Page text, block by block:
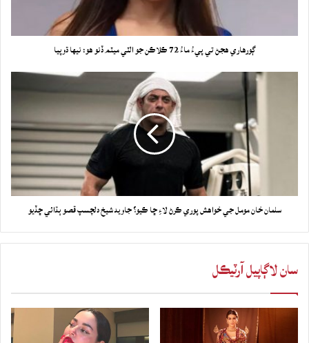
ڳورهاري هجڻ تي پيءُ ماءُ 72 ڪلاڪن جو الٽي ميٽم ڏنو هو: نيها ڌوپيا
سلمان خان مومل جي خواهش پوري ڪرڻ لاءِ ڇا ڪيو؟ جاويد شيخ دلچسپ قصو ٻڌائي ڇڏيو
سان لاڳاپيل آرٽيڪل